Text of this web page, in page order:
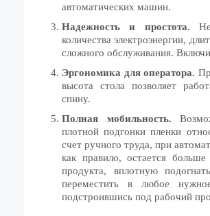
автоматических машин.
Надежность и простота. Не
количества электроэнергии,
сложного обслуживания.
Эргономика для оператора.
высота стола позволяет
спину.
Полная мобильность.
плотной подгонки пленки
счет ручного труда, при
как правило, остается больше
продукта, вплотную
переместить в любое
подстроившись под рабочий